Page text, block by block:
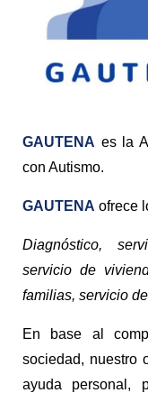
GAUTENA es la
con Autismo.
GAUTENA ofrece
Diagnóstico,
servicio de
familias, servicio
En base al
sociedad, nuestro
ayuda personal,